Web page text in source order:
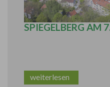
SPIEGELBERG AM
weiterlesen